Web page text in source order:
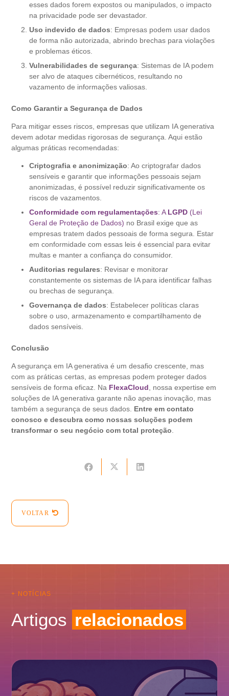
esses dados forem expostos ou manipulados, o impacto
na privacidade pode ser devastador.
Uso indevido de dados: Empresas podem usar dados
de forma não autorizada, abrindo brechas para violações
e problemas éticos.
Vulnerabilidades de segurança: Sistemas de IA podem
ser alvo de ataques cibernéticos, resultando no
vazamento de informações valiosas.
Como Garantir a Segurança de Dados
Para mitigar esses riscos, empresas que utilizam IA generativa
devem adotar medidas rigorosas de segurança. Aqui estão
algumas práticas recomendadas:
Criptografia e anonimização: Ao criptografar dados
sensíveis e garantir que informações pessoais sejam
anonimizadas, é possível reduzir significativamente os
riscos de vazamentos.
Conformidade com regulamentações: A LGPD (Lei
Geral de Proteção de Dados) no Brasil exige que as
empresas tratem dados pessoais de forma segura. Estar
em conformidade com essas leis é essencial para evitar
multas e manter a confiança do consumidor.
Auditorias regulares: Revisar e monitorar
constantemente os sistemas de IA para identificar falhas
ou brechas de segurança.
Governança de dados: Estabelecer políticas claras
sobre o uso, armazenamento e compartilhamento de
dados sensíveis.
Conclusão
A segurança em IA generativa é um desafio crescente, mas
com as práticas certas, as empresas podem proteger dados
sensíveis de forma eficaz. Na FlexaCloud , nossa expertise em
soluções de IA generativa garante não apenas inovação, mas
também a segurança de seus dados. Entre em contato
conosco e descubra como nossas soluções podem
transformar o seu negócio com total proteção
VOLTAR
+ NOTÍCIAS
Artigos relacionados